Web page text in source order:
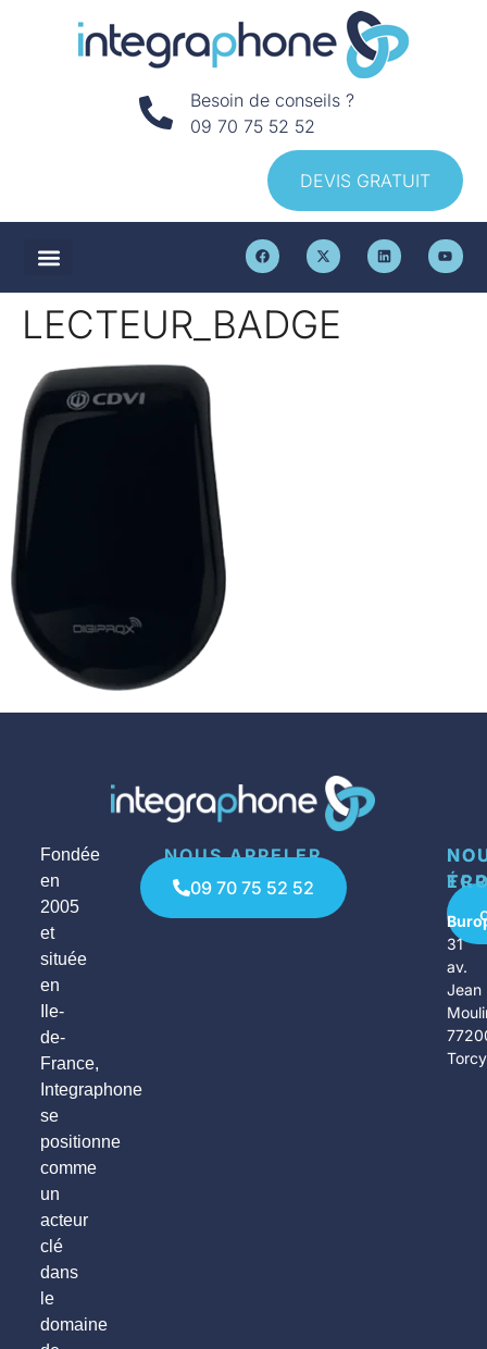
Besoin de conseils ?
09 70 75 52 52
DEVIS GRATUIT
LECTEUR_BADGE
Fondée
en
2005
et
située
en
Ile-
de-
France,
Integraphone
se
positionne
comme
un
acteur
clé
dans
le
domaine
NOUS APPELER
09 70 75 52 52
31
av.
Jean
Torcy